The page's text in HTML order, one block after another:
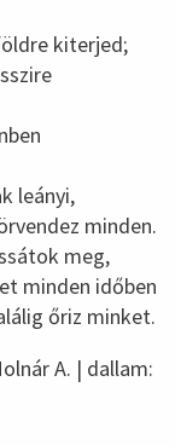
kiterjed;
leányi,
minden.
meg,
minden időben
őriz minket.
A. | dallam: